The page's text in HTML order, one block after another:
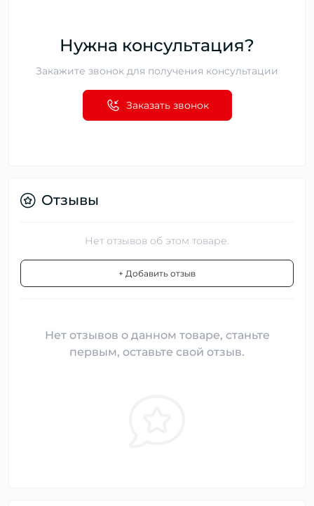
Нужна консультация?
Закажите звонок для получения консультации
Заказать звонок
Отзывы
Нет отзывов об этом товаре.
+ Добавить отзыв
Нет отзывов о данном товаре, станьте
первым, оставьте свой отзыв.